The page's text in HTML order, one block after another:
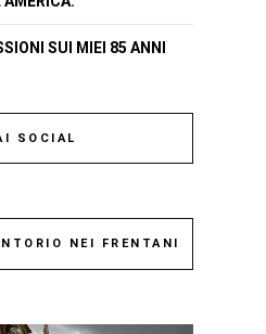
SUI MIEI 85 ANNI
SOCIAL
NEI FRENTANI